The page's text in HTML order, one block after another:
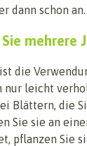
dann schon an.
mehrere
die
nur leicht
Blättern, die
Sie sie an
pflanzen Sie